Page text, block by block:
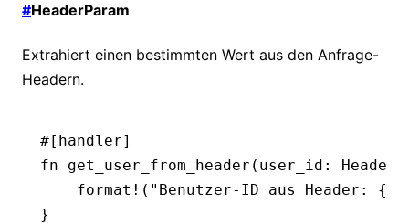
#HeaderParam
Extrahiert einen bestimmten Wert aus den Anfrage-
Headern.
#[handler]
fn get_user_from_header (user_id :
    format!
( "Benutzer-ID aus Header: {}"
}